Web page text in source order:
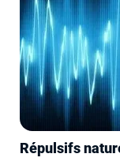
Répulsifs